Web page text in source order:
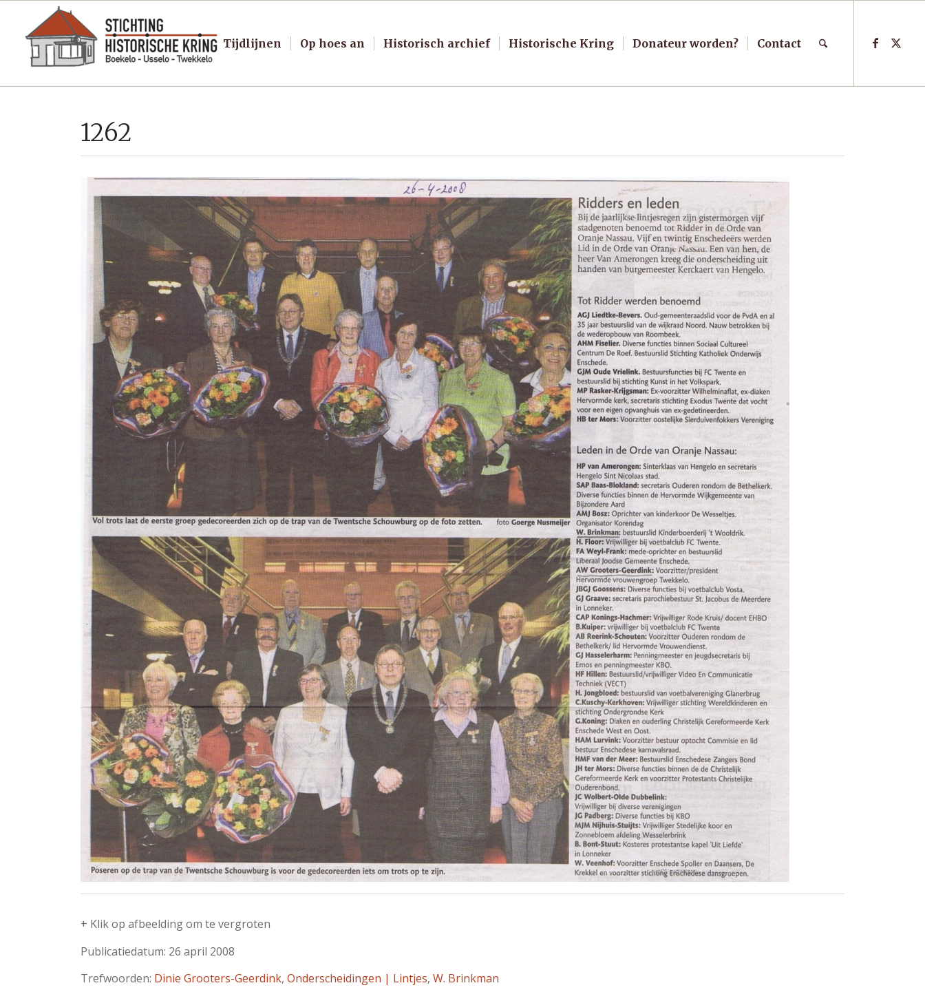
Tijdlijnen Op hoes an Historisch archief Historische Kring Donateur worden? Contact
1262
+ Klik op afbeelding om te vergroten
Publicatiedatum: 26 april 2008
Trefwoorden: Dinie Grooters-Geerdink,Onderscheidingen | Lintjes,W. Brinkman